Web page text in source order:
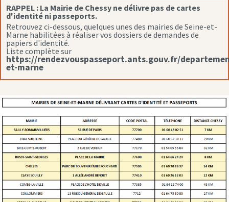
RAPPEL : La Mairie de Chessy ne délivre pas de cartes
d'identité ni passeports.
Retrouvez ci-dessous, quelques unes des mairies de Seine-et-
Marne habilitées à réaliser vos dossiers de demandes de
papiers d'identité.
Liste complète sur
https://rendezvouspasseport.ants.gouv.fr/
et-marne